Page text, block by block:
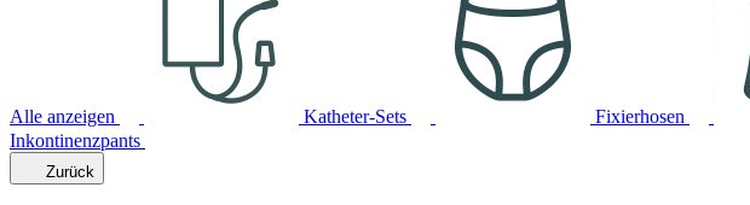
Alle anzeigen Katheter-Sets Fixierhosen
Inkontinenzpants
Zurück